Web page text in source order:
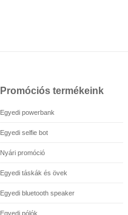
Promóciós termékeink
Egyedi powerbank
Egyedi selfie bot
Nyári promóció
Egyedi táskák és övek
Egyedi bluetooth speaker
Egyedi pólók